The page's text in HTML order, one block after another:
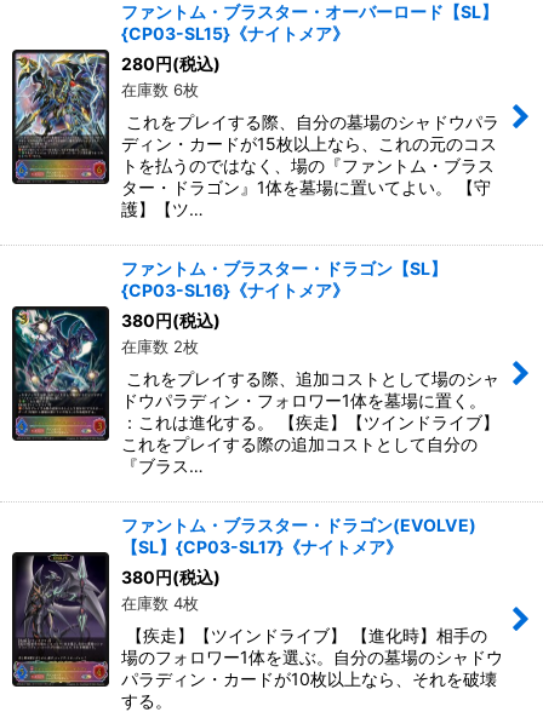
ファントム・ブラスター・オーバーロード【SL】
{CP03-SL15}《ナイトメア》
280円(税込)
在庫数 6枚
これをプレイする際、自分の墓場のシャドウパラ
ディン・カードが15枚以上なら、これの元のコス
トを払うのではなく、場の『ファントム・ブラス
ター・ドラゴン』1体を墓場に置いてよい。 【守
護】【ツ…
ファントム・ブラスター・ドラゴン【SL】
{CP03-SL16}《ナイトメア》
380円(税込)
在庫数 2枚
これをプレイする際、追加コストとして場のシャ
ドウパラディン・フォロワー1体を墓場に置く。
：これは進化する。 【疾走】【ツインドライブ】
これをプレイする際の追加コストとして自分の
『ブラス…
ファントム・ブラスター・ドラゴン(EVOLVE)
【SL】{CP03-SL17}《ナイトメア》
380円(税込)
在庫数 4枚
【疾走】【ツインドライブ】 【進化時】相手の
場のフォロワー1体を選ぶ。自分の墓場のシャドウ
パラディン・カードが10枚以上なら、それを破壊
する。